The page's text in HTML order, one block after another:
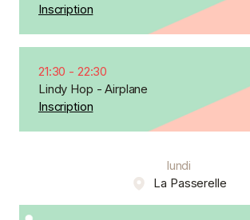
Inscription
21:30 - 22:30
Lindy Hop - Airplane
Inscription
lundi
La Passerelle